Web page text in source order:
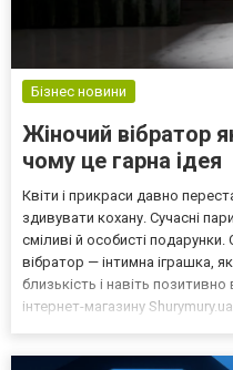
Бізнес новини
Жіночий вібратор
чому це гарна ідея
Квіти і прикраси давно
здивувати кохану. Сучасні
сміливі й особисті
вібратор — інтимна іграшка,
близькість і навіть
інтернет-магазину